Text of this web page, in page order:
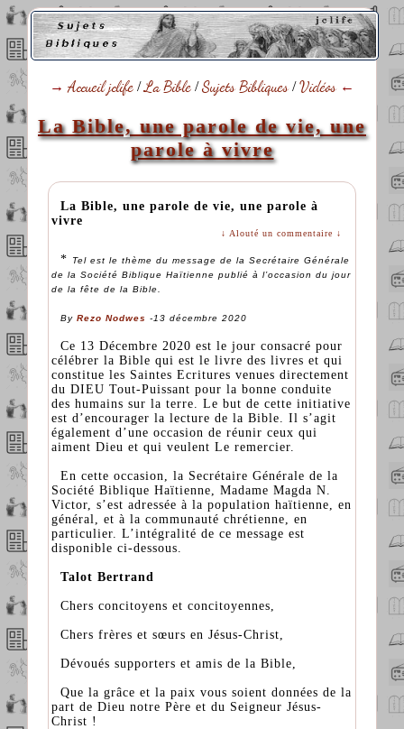
→ Accueil jclife / La Bible /Sujets Bibliques/Vidéos ←
La Bible, une parole de vie, une
parole à vivre
La Bible, une parole de vie, une parole à
vivre
↓ Alouté un commentaire ↓
*
Tel est le thème du message de la Secrétaire Générale
de la Société Biblique Haïtienne publié à l’occasion du jour
de la fête de la Bible.
By Rezo Nodwes -13 décembre 2020
Ce 13 Décembre 2020 est le jour consacré pour
célébrer la Bible qui est le livre des livres et qui
constitue les Saintes Ecritures venues directement
du DIEU Tout-Puissant pour la bonne conduite
des humains sur la terre. Le but de cette initiative
est d’encourager la lecture de la Bible. Il s’agit
également d’une occasion de réunir ceux qui
aiment Dieu et qui veulent Le remercier.
En cette occasion, la Secrétaire Générale de la
Société Biblique Haïtienne, Madame Magda N.
Victor, s’est adressée à la population haïtienne, en
général, et à la communauté chrétienne, en
particulier. L’intégralité de ce message est
disponible ci-dessous.
Talot Bertrand
Chers concitoyens et concitoyennes,
Chers frères et sœurs en Jésus-Christ,
Dévoués supporters et amis de la Bible,
Que la grâce et la paix vous soient données de la
part de Dieu notre Père et du Seigneur Jésus-
Christ !